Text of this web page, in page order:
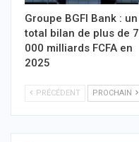
Groupe BGFI Bank : un
total bilan de plus de 7
000 milliards FCFA en
2025
PRÉCÉDENT PROCHAIN